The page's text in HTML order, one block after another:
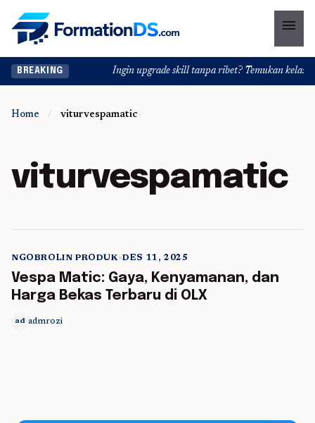
menu
BREAKING Ingin upgrade skill tanpa ribet? Temukan kelas
Home / viturvespamatic
viturvespamatic
5 min read
NGOBROLIN PRODUK•DES 11, 2025
Vespa Matic: Gaya, Kenyamanan, dan
Harga Bekas Terbaru di OLX
ad admrozi